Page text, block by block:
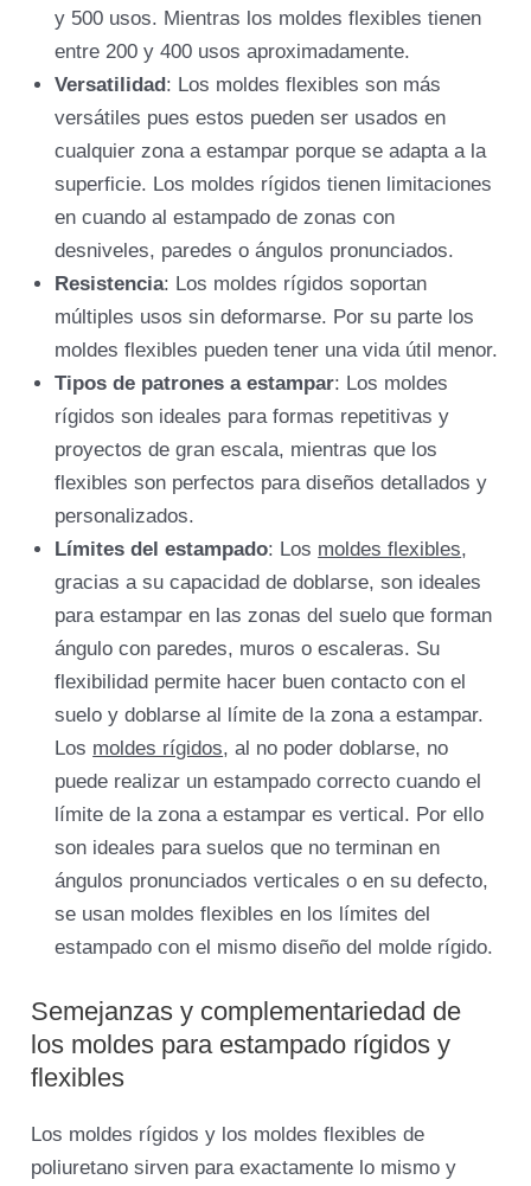
y 500 usos. Mientras los moldes flexibles tienen
entre 200 y 400 usos aproximadamente.
Versatilidad : Los moldes flexibles son más
versátiles pues estos pueden ser usados en
cualquier zona a estampar porque se adapta a la
superficie. Los moldes rígidos tienen limitaciones
en cuando al estampado de zonas con
desniveles, paredes o ángulos pronunciados.
Resistencia: Los moldes rígidos soportan
múltiples usos sin deformarse. Por su parte los
moldes flexibles pueden tener una vida útil menor.
Tipos de patrones a estampar: Los moldes
rígidos son ideales para formas repetitivas y
proyectos de gran escala, mientras que los
flexibles son perfectos para diseños detallados y
personalizados.
Límites del estampado: Los moldes flexibles,
gracias a su capacidad de doblarse, son ideales
para estampar en las zonas del suelo que forman
ángulo con paredes, muros o escaleras. Su
flexibilidad permite hacer buen contacto con el
suelo y doblarse al límite de la zona a estampar.
Los moldes rígidos, al no poder doblarse, no
puede realizar un estampado correcto cuando el
límite de la zona a estampar es vertical. Por ello
son ideales para suelos que no terminan en
ángulos pronunciados verticales o en su defecto,
se usan moldes flexibles en los límites del
estampado con el mismo diseño del molde rígido.
Semejanzas y complementariedad de
los moldes para estampado rígidos y
flexibles
Los moldes rígidos y los moldes flexibles de
poliuretano sirven para exactamente lo mismo y